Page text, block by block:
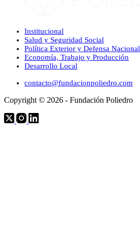
Institucional
Salud y Seguridad Social
Política Exterior y Defensa Nacional
Economía, Trabajo y Producción
Desarrollo Local
contacto@fundacionpoliedro.com
Copyright © 2026 - Fundación Poliedro